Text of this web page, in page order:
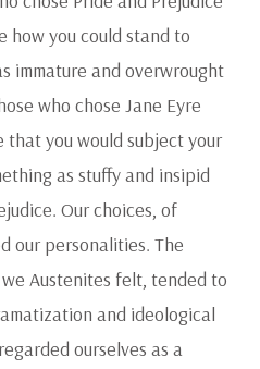
how you could stand to
immature and overwrought
who chose Jane Eyre
that you would subject your
as stuffy and insipid
Our choices, of
our personalities. The
Austenites felt, tended to
and ideological
ourselves as a